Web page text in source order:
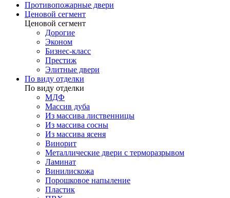
Противопожарные двери
Ценовой сегмент
Ценовой сегмент
Дорогие
Эконом
Бизнес-класс
Престиж
Элитные двери
По виду отделки
По виду отделки
МДФ
Массив дуба
Из массива лиственницы
Из массива сосны
Из массива ясеня
Винорит
Металлические двери с терморазрывом
Ламинат
Винилискожа
Порошковое напыление
Пластик